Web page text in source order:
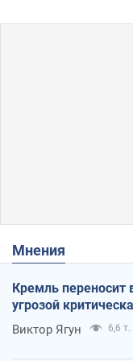
Мнения
Кремль переносит
угрозой
Виктор Ягун 6,6 т.